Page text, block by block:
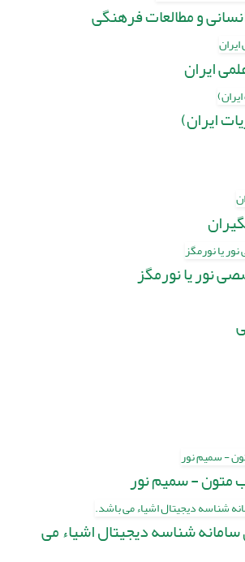
و مطالعات فرهنگی
ایران
ایران)
نور یا نورمگز
متون - سمیم نور
شناسه دیجیتال اشیاء می